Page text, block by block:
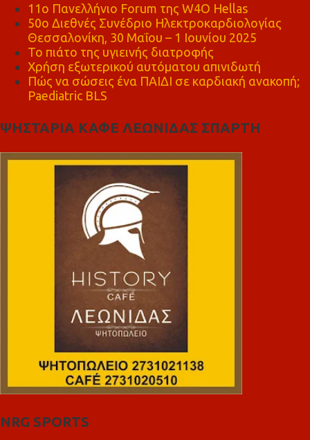
11ο Πανελλήνιο Forum της W4O Hellas
50ο Διεθνές Συνέδριο Ηλεκτροκαρδιολογίας
Θεσσαλονίκη, 30 Μαΐου – 1 Ιουνίου 2025
Το πιάτο της υγιεινής διατροφής
Χρήση εξωτερικού αυτόματου απινιδωτή
Πώς να σώσεις ένα ΠΑΙΔΙ σε καρδιακή ανακοπή;
Paediatric BLS
ΨΗΣΤΑΡΙΑ ΚΑΦΕ ΛΕΩΝΙΔΑΣ ΣΠΑΡΤΗ
NRG SPORTS